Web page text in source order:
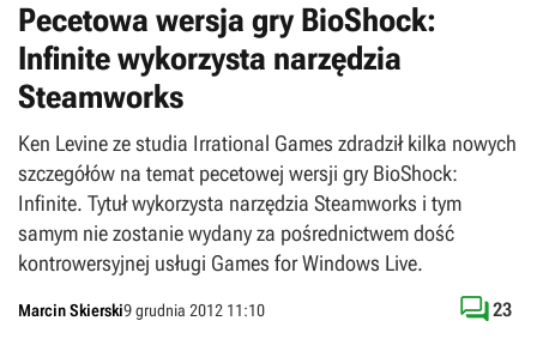
Pecetowa wersja gry BioShock:
Infinite wykorzysta narzędzia
Steamworks
Ken Levine ze studia Irrational Games zdradził kilka nowych
szczegółów na temat pecetowej wersji gry BioShock:
Infinite. Tytuł wykorzysta narzędzia Steamworks i tym
samym nie zostanie wydany za pośrednictwem dość
kontrowersyjnej usługi Games for Windows Live.
Marcin Skierski9 grudnia 2012 11:10 23